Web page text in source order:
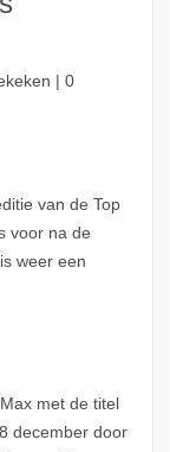
| 0
van de Top
voor na de
weer een
met de titel
december door